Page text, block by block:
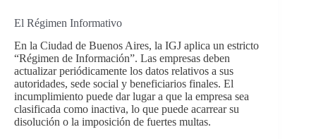
El Régimen Informativo
En la Ciudad de Buenos Aires, la IGJ aplica un estricto
“Régimen de Información”. Las empresas deben
actualizar periódicamente los datos relativos a sus
autoridades, sede social y beneficiarios finales. El
incumplimiento puede dar lugar a que la empresa sea
clasificada como inactiva, lo que puede acarrear su
disolución o la imposición de fuertes multas.